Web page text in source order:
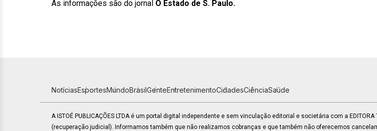
As informações são do jornal O Estado de S. Paulo.
NotíciasEsportesMundoBrasilGenteEntretenimentoCidadesCiênciaSaúde
A ISTOÉ PUBLICAÇÕES LTDA é um portal digital independente e sem vinculação editorial e societária com a EDITORA
(recuperação judicial). Informamos também que não realizamos cobranças e que também não oferecemos